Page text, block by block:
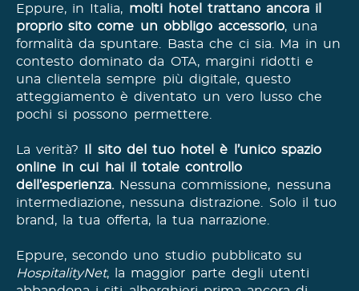
Eppure, in Italia, molti hotel trattano ancora il
proprio sito come un obbligo accessorio, una
formalità da spuntare. Basta che ci sia. Ma in un
contesto dominato da OTA, margini ridotti e
una clientela sempre più digitale, questo
atteggiamento è diventato un vero lusso che
pochi si possono permettere.
La verità?
Il sito del tuo hotel è l’unico spazio
online in cui hai il totale controllo
dell’esperienza. Nessuna commissione, nessuna
intermediazione, nessuna distrazione. Solo il tuo
brand, la tua offerta, la tua narrazione.
Eppure, secondo uno studio pubblicato su
HospitalityNet, la maggior parte degli utenti